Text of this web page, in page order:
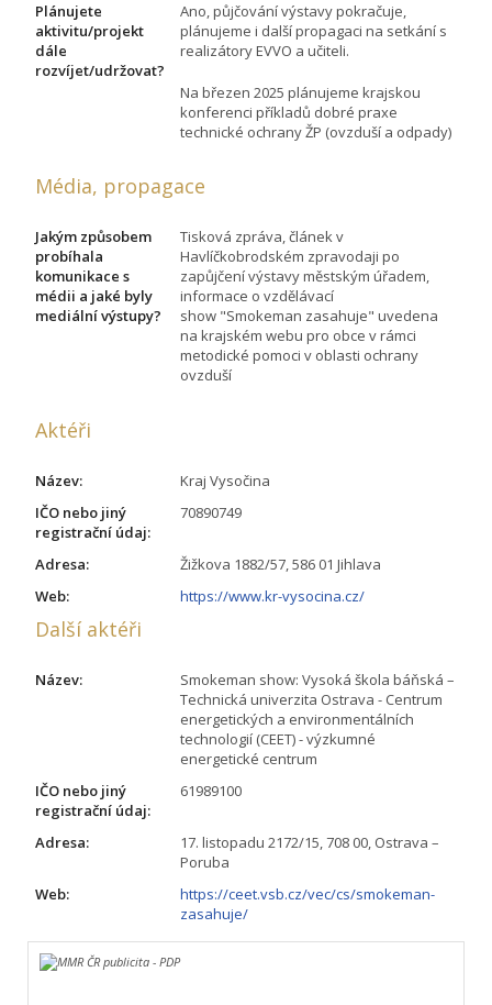
Plánujete
aktivitu/projekt
dále
rozvíjet/udržovat?
Ano, půjčování výstavy pokračuje,
plánujeme i další propagaci na setkání s
realizátory EVVO a učiteli.
Na březen 2025 plánujeme krajskou
konferenci příkladů dobré praxe
technické ochrany ŽP (ovzduší a odpady)
Média, propagace
Jakým způsobem
probíhala
komunikace s
médii a jaké byly
mediální výstupy?
Tisková zpráva, článek v
Havlíčkobrodském zpravodaji po
zapůjčení výstavy městským úřadem,
informace o vzdělávací
show "Smokeman zasahuje" uvedena
na krajském webu pro obce v rámci
metodické pomoci v oblasti ochrany
ovzduší
Aktéři
Název:
Kraj Vysočina
IČO nebo jiný
registrační údaj:
70890749
Adresa:
Žižkova 1882/57, 586 01 Jihlava
Web:
https://www.kr-vysocina.cz/
Další aktéři
Název:
Smokeman show: Vysoká škola báňská –
Technická univerzita Ostrava - Centrum
energetických a environmentálních
technologií (CEET) - výzkumné
energetické centrum
IČO nebo jiný
registrační údaj:
61989100
Adresa:
17. listopadu 2172/15, 708 00, Ostrava –
Poruba
Web:
https://ceet.vsb.cz/vec/cs/smokeman-
zasahuje/